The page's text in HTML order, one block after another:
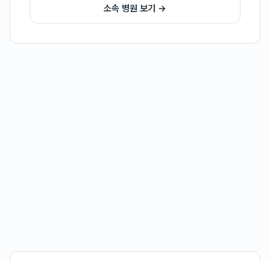
소속 병원 보기 →